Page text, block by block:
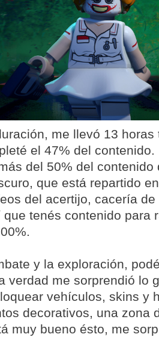
me llevó 13
el 47% del
del 50% del
que está repartido
del acertijo, cacería
tenés contenido para
y la exploración,
verdad me sorprendió lo
vehículos, skins y
decorativos, una zona
muy bueno ésto, me